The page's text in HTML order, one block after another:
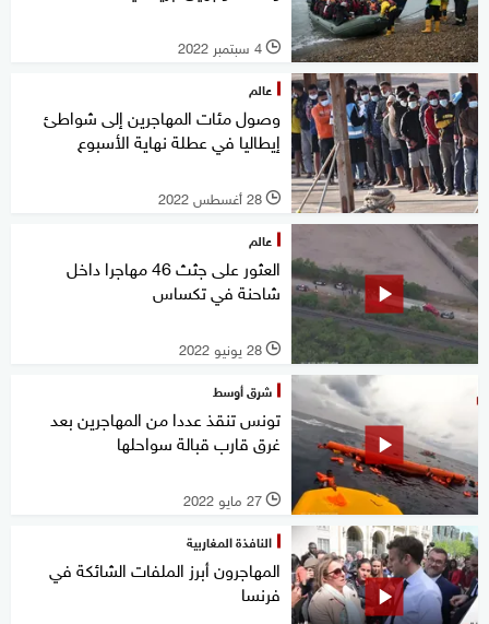
l 4 سبتمبر 2022
عالم
وصول مئات المهاجرين إلى شواطئ
إيطاليا في عطلة نهاية الأسبوع
l 28 أغسطس 2022
عالم
العثور على جثث 46 مهاجرا داخل
شاحنة في تكساس
l 28 يونيو 2022
شرق أوسط
تونس تنقذ عددا من المهاجرين بعد
غرق قارب قبالة سواحلها
l 27 مايو 2022
النافذة المغاربية
المهاجرون أبرز الملفات الشائكة في
فرنسا